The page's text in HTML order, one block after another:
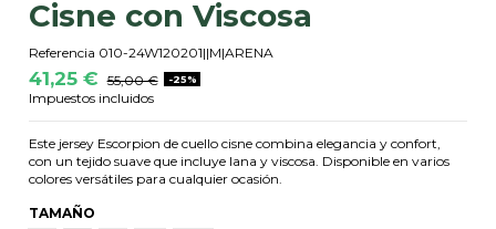
Cisne con Viscosa
Referencia 010-24W120201||M|ARENA
41,25 € 55,00 € -25%
Impuestos incluidos
Este jersey Escorpion de cuello cisne combina elegancia y confort,
con un tejido suave que incluye lana y viscosa. Disponible en varios
colores versátiles para cualquier ocasión.
TAMAÑO